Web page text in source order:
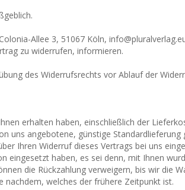
Allee 3, 51067 Köln,
zu widerrufen, informieren.
des Widerrufsrechts vor Ablauf der
erhalten haben, einschließlich der
uns angebotene, günstige
Ihren Widerruf dieses Vertrags bei uns
haben, es sei denn, mit Ihnen
die Rückzahlung verweigern, bis wir die
nachdem, welches der frühere Zeitpunkt ist.